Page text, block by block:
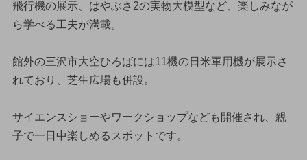
飛行機の展示、はやぶさ2の実物大模型など、楽しみなが
ら学べる工夫が満載。
館外の三沢市大空ひろばには11機の日米軍用機が展示さ
れており、芝生広場も併設。
サイエンスショーやワークショップなども開催され、親
子で一日中楽しめるスポットです。